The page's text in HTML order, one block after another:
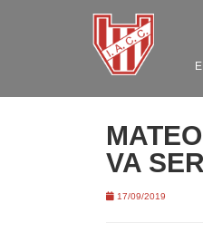
VA
17/09/2019